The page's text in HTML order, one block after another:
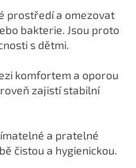
prostředí a omezovat
bakterie. Jsou proto
s dětmi.
komfortem a oporou
zajistí stabilní
a pratelné
čistou a hygienickou.